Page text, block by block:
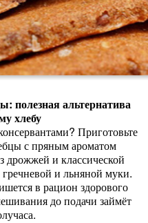
полезнаяальтернатива
хлебу
Приготовьте
спрянымароматом
дрожжей и классической
гречневой и льняной муки.
в рацион здорового
доподачи займёт